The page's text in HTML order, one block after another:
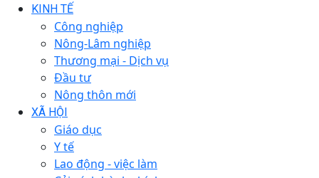
KINH TẾ
Công nghiệp
Nông-Lâm nghiệp
Thương mại - Dịch vụ
Đầu tư
Nông thôn mới
XÃ HỘI
Giáo dục
Y tế
Lao động - việc làm